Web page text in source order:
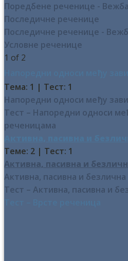
Поредбене реченице - Вежба
Последичне реченице
Последичне реченице -
Условне реченице
1 of 2
Тема: 1 | Тест: 1
Напоредни односи међу
Тест – Напоредни односи
реченицама
Теме: 2 | Тест: 1
Активна, пасивна и
Активна, пасивна и
Тест – Активна, пасивна и